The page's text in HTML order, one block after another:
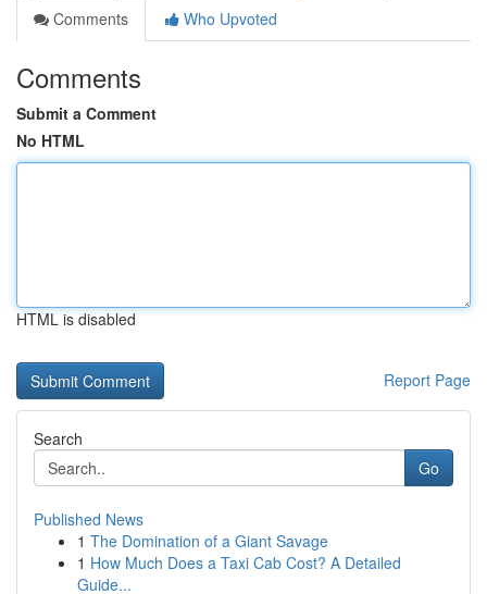
Comments
Who Upvoted
Comments
Submit a Comment
No HTML
HTML is disabled
Report Page
Search
Go
Published News
1 The Domination of a Giant Savage
1 How Much Does a Taxi Cab Cost? A Detailed
Guide...